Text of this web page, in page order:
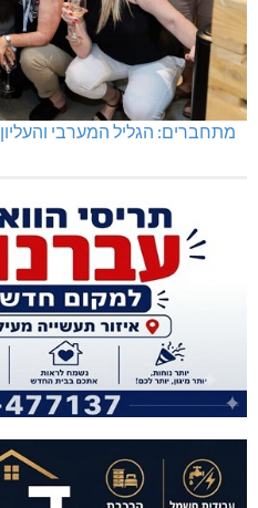
מתחברים: הגליל המערבי והעליון